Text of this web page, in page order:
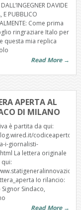
DAVIDE
E PUBBLICO
Come prima
ringraziare Italo per
questa mia replica
Read More →
APERTA AL
DI MILANO
è partita da qui:
codiceaperto/
i-giornalisti-
La lettera originale
Io rilancio:
Signor Sindaco,
Read More →